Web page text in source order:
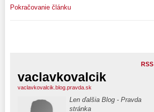
Pokračovanie článku
RSS
vaclavkovalcik
vaclavkovalcik.blog.pravda.sk
Len ďalšia Blog - Pravda
stránka